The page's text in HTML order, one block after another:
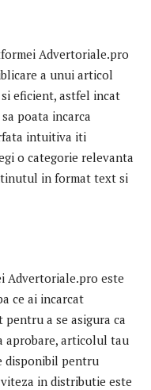
Advertoriale.pro
a unui articol
eficient, astfel incat
poata incarca
intuitiva iti
o categorie relevanta
in format text si
Advertoriale.pro este
ce ai incarcat
a se asigura ca
aprobare, articolul tau
disponibil pentru
in distributie este